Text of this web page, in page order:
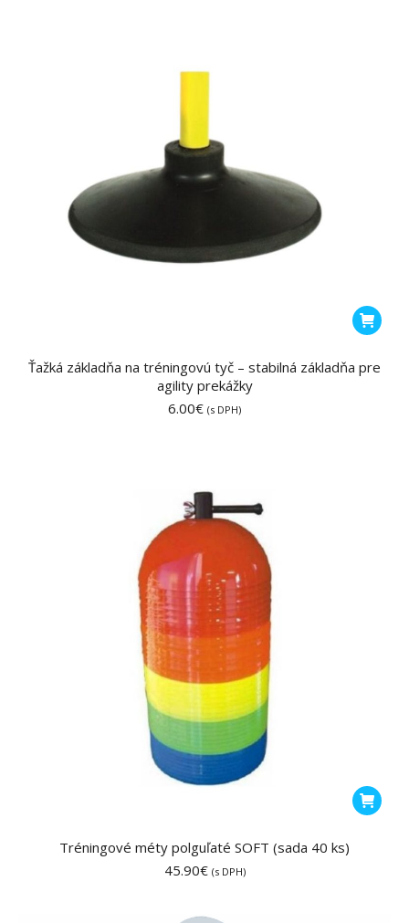
Ťažká základňa na tréningovú tyč – stabilná základňa pre
agility prekážky
6.00€ (s DPH)
Tréningové méty polguľaté SOFT (sada 40 ks)
45.90€ (s DPH)